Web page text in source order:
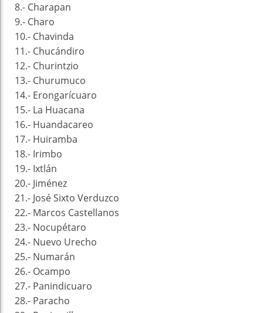
8.- Charapan
9.- Charo
10.- Chavinda
11.- Chucándiro
12.- Churintzio
13.- Churumuco
14.- Erongarícuaro
15.- La Huacana
16.- Huandacareo
17.- Huiramba
18.- Irimbo
19.- Ixtlán
20.- Jiménez
21.- José Sixto Verduzco
22.- Marcos Castellanos
23.- Nocupétaro
24.- Nuevo Urecho
25.- Numarán
26.- Ocampo
27.- Panindicuaro
28.- Paracho